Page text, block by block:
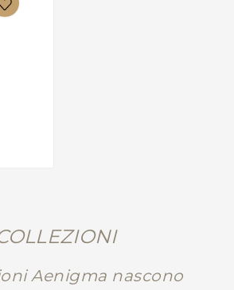
Aenigma nascono